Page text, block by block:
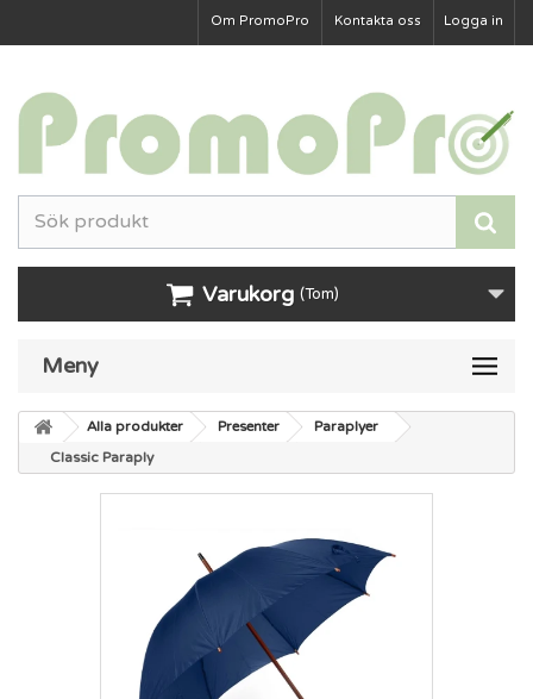
Logga in
Kontakta oss
Om PromoPro
Varukorg (Tom)
Meny
Alla produkter Presenter
Paraplyer
Classic Paraply